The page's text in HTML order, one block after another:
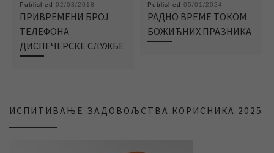
Published 02/03/2018
ПРИВРЕМЕНИ БРОЈ
ТЕЛЕФОНА
ДИСПЕЧЕРСКЕ СЛУЖБЕ
Published 05/01/2024
РАДНО ВРЕМЕ ТОКОМ
БОЖИЋНИХ ПРАЗНИКА
ИСПИТИВАЊЕ ЗАДОВОЉСТВА КОРИСНИКА 2025